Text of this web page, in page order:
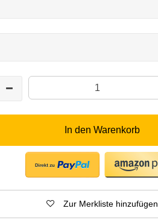
In den Warenkorb
Zur Merkliste hinzufügen